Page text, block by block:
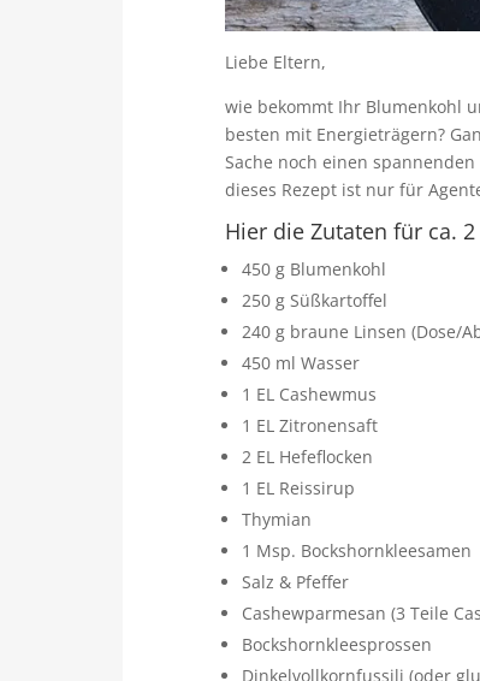
Liebe Eltern,
wie bekommt Ihr Blumenkohl
besten mit Energieträgern?
Sache noch einen
dieses Rezept ist nur für
Hier die Zutaten für ca.
450 g Blumenkohl
250 g Süßkartoffel
240 g braune Linsen (Dose/
450 ml Wasser
1 EL Cashewmus
1 EL Zitronensaft
2 EL Hefeflocken
1 EL Reissirup
Thymian
1 Msp. Bockshornkleesamen
Salz & Pfeffer
Cashewparmesan (3 Teile
Bockshornkleesprossen
Dinkelvollkornfussili (oder